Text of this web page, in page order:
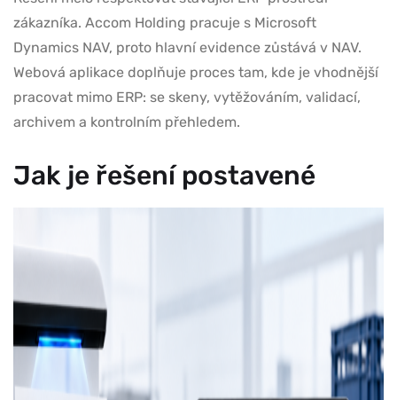
zákazníka. Accom Holding pracuje s Microsoft
Dynamics NAV, proto hlavní evidence zůstává v NAV.
Webová aplikace doplňuje proces tam, kde je vhodnější
pracovat mimo ERP: se skeny, vytěžováním, validací,
archivem a kontrolním přehledem.
Jak je řešení postavené